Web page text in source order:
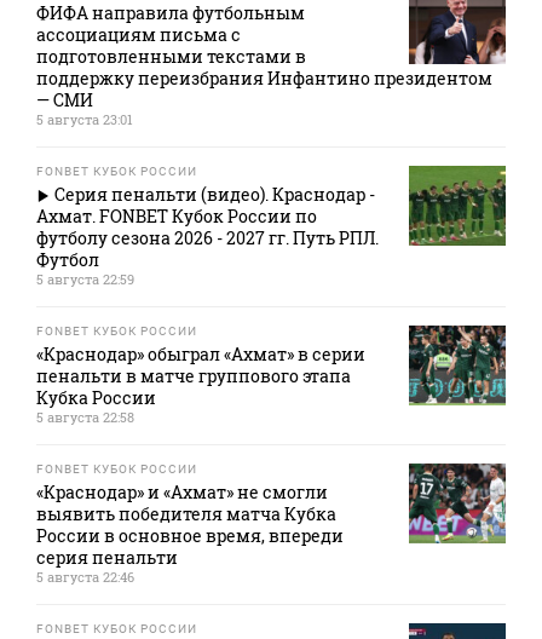
ФИФА направила футбольным
ассоциациям письма с
подготовленными текстами в
поддержку переизбрания Инфантино президентом
— СМИ
5 августа 23:01
FONBET КУБОК РОССИИ
Серия пенальти (видео). Краснодар -
Ахмат. FONBET Кубок России по
футболу сезона 2026 - 2027 гг. Путь РПЛ.
Футбол
5 августа 22:59
FONBET КУБОК РОССИИ
«Краснодар» обыграл «Ахмат» в серии
пенальти в матче группового этапа
Кубка России
5 августа 22:58
FONBET КУБОК РОССИИ
«Краснодар» и «Ахмат» не смогли
выявить победителя матча Кубка
России в основное время, впереди
серия пенальти
5 августа 22:46
FONBET КУБОК РОССИИ